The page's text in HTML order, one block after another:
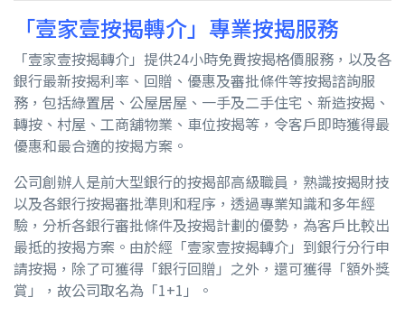
「壹家壹按揭轉介」專業按揭服務
「壹家壹按揭轉介」提供24小時免費按揭格價服務，以及各
銀行最新按揭利率、回贈、優惠及審批條件等按揭諮詢服
務，包括綠置居、公屋居屋、一手及二手住宅、新造按揭、
轉按、村屋、工商舖物業、車位按揭等，令客戶即時獲得最
優惠和最合適的按揭方案。
公司創辦人是前大型銀行的按揭部高級職員，熟識按揭財技
以及各銀行按揭審批準則和程序，透過專業知識和多年經
驗，分析各銀行審批條件及按揭計劃的優勢，為客戶比較出
最抵的按揭方案。由於經「壹家壹按揭轉介」到銀行分行申
請按揭，除了可獲得「銀行回贈」之外，還可獲得「額外獎
賞」，故公司取名為「1+1 」。